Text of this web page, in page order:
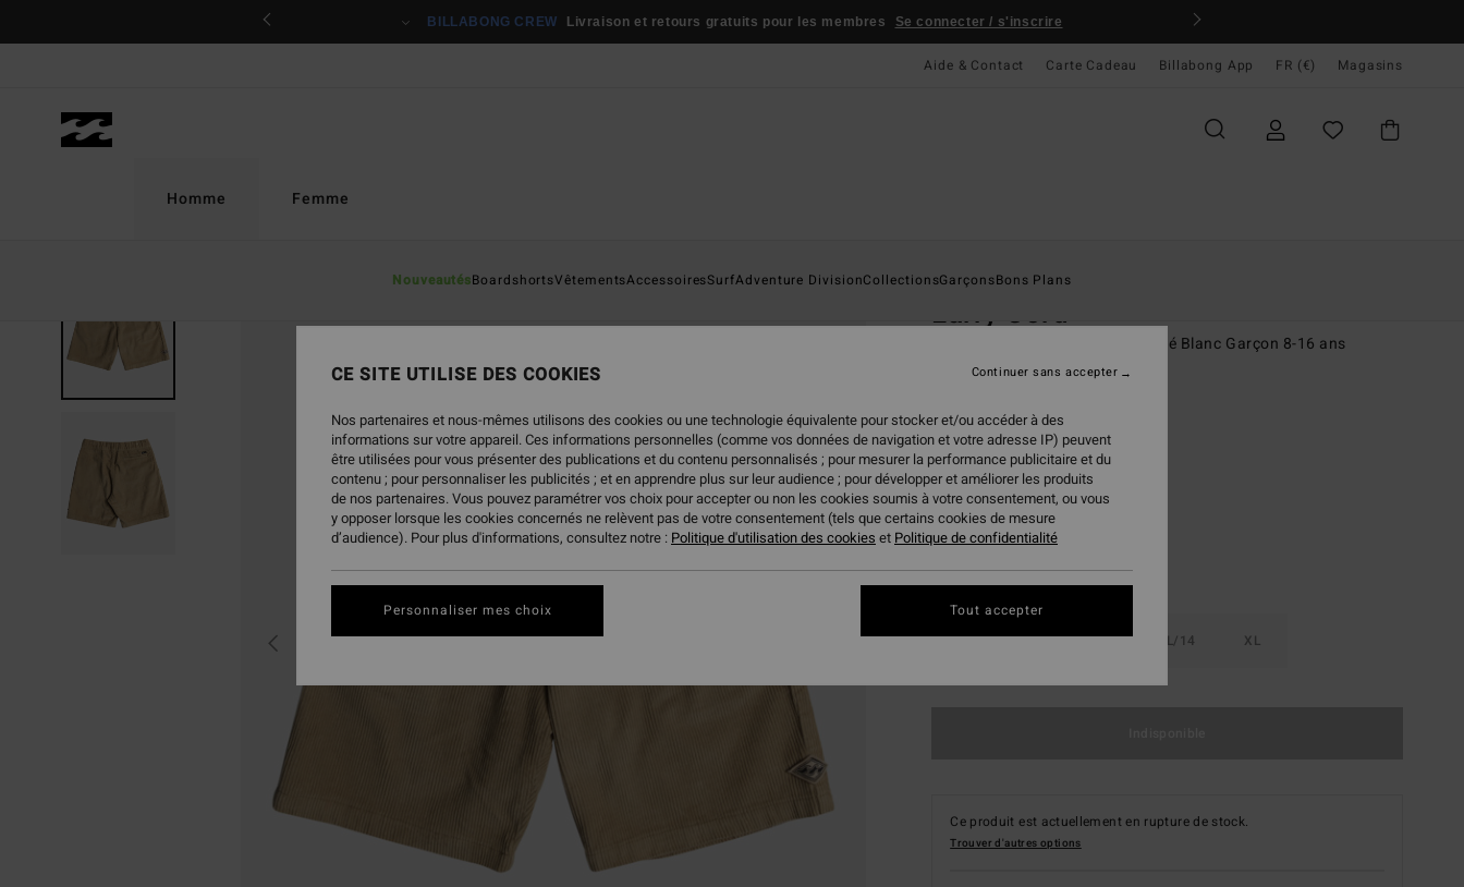
BILLABONG CREW Livraison et retours gratuits pour les membres Se connecter / s'inscrire
Aide & Contact Carte Cadeau Billabong App FR (€) Magasins
Homme
NouveautésBoardshortsVêtementsAccessoiresSurfAdventure DivisionCollectionsGarçonsBons Plans
Femme
RUPTURE DE STOCK
Larry Cord
Short de marche en velours côtelé Blanc Garçon 8-16 ans
CouleurSand Dune
XS/8 S/10 M/12 L/14 XL
Ce produit est actuellement en rupture de stock.
Trouver d'autres options
CE SITE UTILISE DES COOKIES
Nos partenaires et nous-mêmes utilisons des cookies ou une technologie équivalente pour stocker et/ou accéder à des
informations sur votre appareil. Ces informations personnelles (comme vos données de navigation et votre adresse IP) peuvent
être utilisées pour vous présenter des publications et du contenu personnalisés ; pour mesurer la performance publicitaire et du
contenu ; pour personnaliser les publicités ; et en apprendre plus sur leur audience ; pour développer et améliorer les produits
de nos partenaires. Vous pouvez paramétrer vos choix pour accepter ou non les cookies soumis à votre consentement, ou vous
y opposer lorsque les cookies concernés ne relèvent pas de votre consentement (tels que certains cookies de mesure
d’audience). Pour plus d'informations, consultez notre : Politique d'utilisation des cookies et Politique de confidentialité
Personnaliser mes choix
Continuer sans accepter
Tout accepter